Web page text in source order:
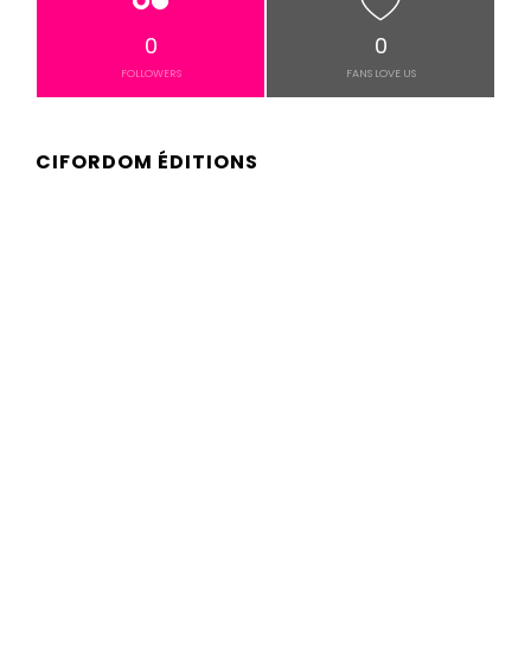
0
FOLLOWERS
0
FANS LOVE US
CIFORDOM ÉDITIONS